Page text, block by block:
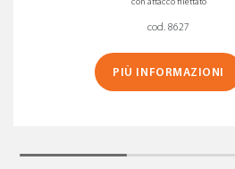
cod. 8627
PIÙ INFORMAZIONI